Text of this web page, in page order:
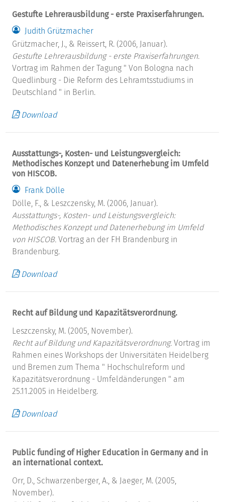
Gestufte Lehrerausbildung - erste Praxiserfahrungen.
Judith Grützmacher
Grützmacher, J., & Reissert, R. (2006, Januar).
Gestufte Lehrerausbildung - erste Praxiserfahrungen.
Vortrag im Rahmen der Tagung " Von Bologna nach
Quedlinburg - Die Reform des Lehramtsstudiums in
Deutschland " in Berlin.
Download
Ausstattungs-, Kosten- und Leistungsvergleich:
Methodisches Konzept und Datenerhebung im Umfeld
von HISCOB.
Frank Dölle
Dölle, F., & Leszczensky, M. (2006, Januar).
Ausstattungs-, Kosten- und Leistungsvergleich:
Methodisches Konzept und Datenerhebung im Umfeld
von HISCOB. Vortrag an der FH Brandenburg in
Brandenburg.
Download
Recht auf Bildung und Kapazitätsverordnung.
Leszczensky, M. (2005, November).
Recht auf Bildung und Kapazitätsverordnung. Vortrag im
Rahmen eines Workshops der Universitäten Heidelberg
und Bremen zum Thema " Hochschulreform und
Kapazitätsverordnung - Umfeldänderungen " am
25.11.2005 in Heidelberg.
Download
Public funding of Higher Education in Germany and in
an international context.
Orr, D., Schwarzenberger, A., & Jaeger, M. (2005,
November).